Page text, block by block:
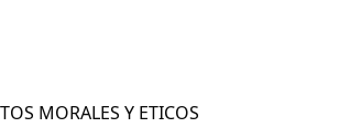
MORALES Y ETICOS